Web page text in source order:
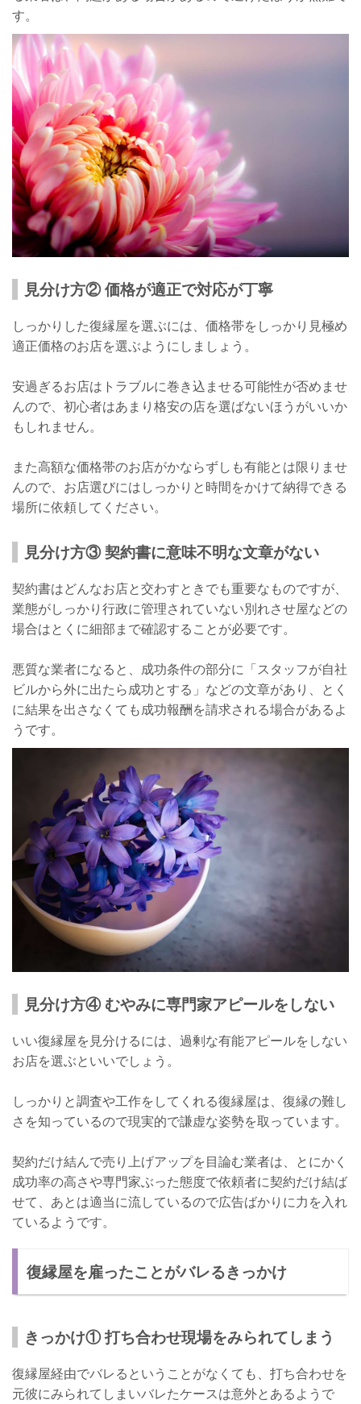
す。
見分け方② 価格が適正で対応が丁寧
しっかりした復縁屋を選ぶには、価格帯をしっかり見極め
適正価格のお店を選ぶようにしましょう。
安過ぎるお店はトラブルに巻き込ませる可能性が否めませ
んので、初心者はあまり格安の店を選ばないほうがいいか
もしれません。
また高額な価格帯のお店がかならずしも有能とは限りませ
んので、お店選びにはしっかりと時間をかけて納得できる
場所に依頼してください。
見分け方③ 契約書に意味不明な文章がない
契約書はどんなお店と交わすときでも重要なものですが、
業態がしっかり行政に管理されていない別れさせ屋などの
場合はとくに細部まで確認することが必要です。
悪質な業者になると、成功条件の部分に「スタッフが自社
ビルから外に出たら成功とする」などの文章があり、とく
に結果を出さなくても成功報酬を請求される場合があるよ
うです。
見分け方④ むやみに専門家アピールをしない
いい復縁屋を見分けるには、過剰な有能アピールをしない
お店を選ぶといいでしょう。
しっかりと調査や工作をしてくれる復縁屋は、復縁の難し
さを知っているので現実的で謙虚な姿勢を取っています。
契約だけ結んで売り上げアップを目論む業者は、とにかく
成功率の高さや専門家ぶった態度で依頼者に契約だけ結ば
せて、あとは適当に流しているので広告ばかりに力を入れ
ているようです。
復縁屋を雇ったことがバレるきっかけ
きっかけ① 打ち合わせ現場をみられてしまう
復縁屋経由でバレるということがなくても、打ち合わせを
元彼にみられてしまいバレたケースは意外とあるようで